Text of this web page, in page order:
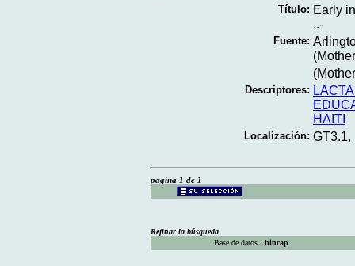
Título: Early
..-
Fuente:
Descriptores:
HAITI
Localización: GT3.1,
página 1 de 1
Refinar la búsqueda
Base de datos : bincap